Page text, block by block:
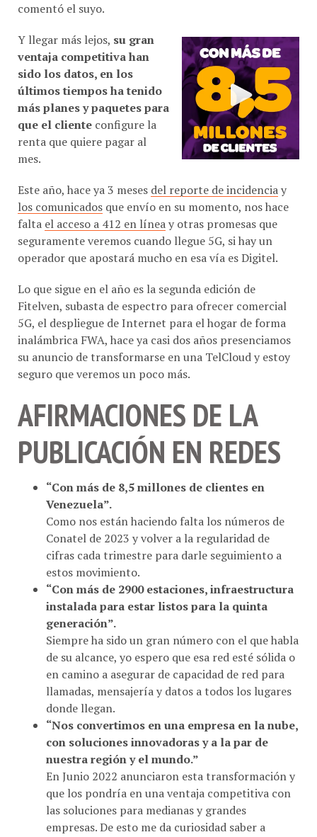
ventaja competitiva han
sido los datos, en los
últimos tiempos ha tenido
más planes y paquetes para
que el clienteconfigure la
renta que quiere pagar al
mes.
los comunicadosque envío en su momento, nos hace
faltael acceso a 412 en líneay otras promesas que
seguramente veremos cuando llegue 5G, si hay un
operador que apostará mucho en esa vía es Digitel.
Fitelven, subasta de espectro para ofrecer comercial
5G, el despliegue de Internet para el hogar de forma
inalámbrica FWA, hace ya casi dos años presenciamos
su anuncio de transformarse en una TelCloud y estoy
seguro que veremos un poco más.
AFIRMACIONES DE LA
PUBLICACIÓN EN REDES
Venezuela”.
Como nos están haciendo falta los números de
Conatel de 2023 y volver a la regularidad de
cifras cada trimestre para darle seguimiento a
estos movimiento.
“Con más de 2900 estaciones, infraestructura
instalada para estar listos para la quinta
generación”.
Siempre ha sido un gran número con el que habla
de su alcance, yo espero que esa red esté sólida o
en camino a asegurar de capacidad de red para
llamadas, mensajería y datos a todos los lugares
donde llegan.
“Nos convertimos en una empresa en la nube,
con soluciones innovadoras y a la par de
nuestra región y el mundo.”
En Junio 2022 anunciaron esta transformación y
que los pondría en una ventaja competitiva con
las soluciones para medianas y grandes
empresas. De esto me da curiosidad saber a
donde van a dirigirlo en primera instancia.